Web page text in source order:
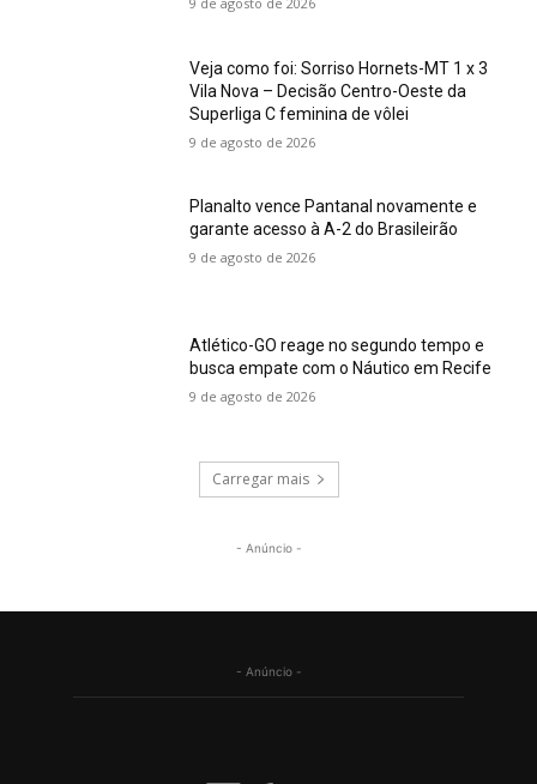
Veja como foi: Sorriso Hornets-MT 1 x 3
Vila Nova – Decisão Centro-Oeste da
Superliga C feminina de vôlei
9 de agosto de 2026
Planalto vence Pantanal novamente e
garante acesso à A-2 do Brasileirão
9 de agosto de 2026
Atlético-GO reage no segundo tempo e
busca empate com o Náutico em Recife
9 de agosto de 2026
Carregar mais
- Anúncio -
- Anúncio -